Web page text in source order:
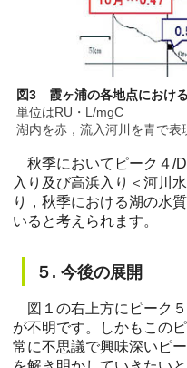
図3 霞ヶ浦の各地点におけ
単位はRU・L/mgC
湖内を赤，流入河川を青で表
秋季においてピーク４/
入り及び高浜入り＜河川
り，秋季における湖の水
いると考えられます。
５. 今後の展開
図１の右上方にピーク
が不明です。しかもこの
常に不思議で興味深いピ